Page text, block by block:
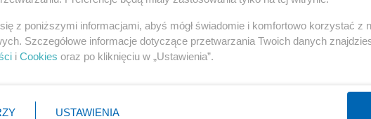
z poniższymi informacjami, abyś mógł świadomie i komfortowo korzystać z
Szczegółowe informacje dotyczące przetwarzania Twoich danych
i Cookies oraz po kliknięciu w „Ustawienia”.
USTAWIENIA